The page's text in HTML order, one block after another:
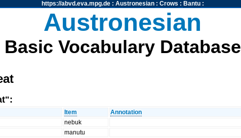
https://abvd.eva.mpg.de: Austronesian: Crows : Bantu:
Austronesian
Basic Vocabulary Database
Item Annotation
nebuk
manutu